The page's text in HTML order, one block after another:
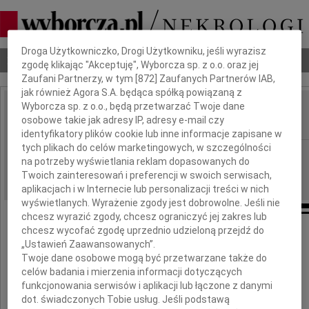
Nekrologi Odeszli Poradnik pogrzebowy
IMIĘ I NAZWISKO: Aldona Jawłowska
REGION: cała Polska
DATA EMISJI: 18.05.2010
prof. dr hab.
Dbamy o Twoją prywatność
Droga Użytkowniczko, Drogi Użytkowniku, jeśli wyrazisz
zgodę klikając "Akceptuję", Wyborcza sp. z o.o. oraz jej
Zaufani Partnerzy, w tym [872 ] Zaufanych Partnerów IAB,
jak również Agora S.A. będąca spółką powiązaną z
Wyborcza sp. z o.o., będą przetwarzać Twoje dane
osobowe takie jak adresy IP, adresy e-mail czy
identyfikatory plików cookie lub inne informacje zapisane w
tych plikach do celów marketingowych, w szczególności
na potrzeby wyświetlania reklam dopasowanych do
Twoich zainteresowań i preferencji w swoich serwisach,
aplikacjach i w Internecie lub personalizacji treści w nich
wyświetlanych. Wyrażenie zgody jest dobrowolne. Jeśli nie
chcesz wyrazić zgody, chcesz ograniczyć jej zakres lub
chcesz wycofać zgodę uprzednio udzieloną przejdź do
„Ustawień Zaawansowanych”.
Twoje dane osobowe mogą być przetwarzane także do
celów badania i mierzenia informacji dotyczących
funkcjonowania serwisów i aplikacji lub łączone z danymi
dot. świadczonych Tobie usług. Jeśli podstawą